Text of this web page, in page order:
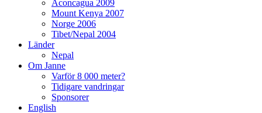
Aconcagua 2009
Mount Kenya 2007
Norge 2006
Tibet/Nepal 2004
Länder
Nepal
Om Janne
Varför 8 000 meter?
Tidigare vandringar
Sponsorer
English